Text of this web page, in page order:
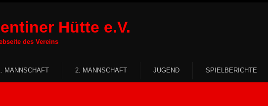
Hütte e.V.
des Vereins
MANNSCHAFT 2. MANNSCHAFT JUGEND SPIELBERICHTE